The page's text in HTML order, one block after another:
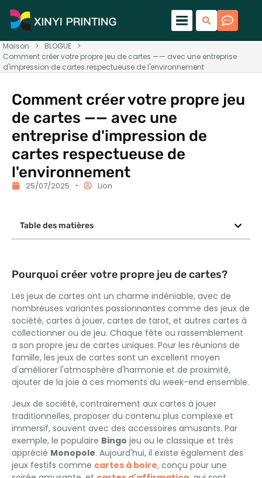
Maison > BLOGUE
>
Comment créer votre propre jeu de cartes —— avec une entreprise
d'impression de cartes respectueuse de l'environnement
Comment créer votre propre jeu
de cartes —— avec une
entreprise d'impression de
cartes respectueuse de
l'environnement
25/07/2025 Lion
Table des matières
Pourquoi créer votre propre jeu de cartes?
Les jeux de cartes ont un charme indéniable, avec de
nombreuses variantes passionnantes comme des jeux de
société, cartes à jouer, cartes de tarot, et autres cartes à
collectionner ou de jeu. Chaque fête ou rassemblement
a son propre jeu de cartes uniques. Pour les réunions de
famille, les jeux de cartes sont un excellent moyen
d'améliorer l'atmosphère d'harmonie et de proximité,
ajouter de la joie à ces moments du week-end ensemble.
Jeux de société, contrairement aux cartes à jouer
traditionnelles, proposer du contenu plus complexe et
immersif, souvent avec des accessoires amusants. Par
exemple, le populaire Bingo jeu ou le classique et très
apprécié Monopole. Aujourd'hui, il existe également des
jeux festifs comme cartes à boire, conçu pour une